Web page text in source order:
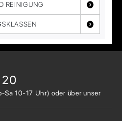
REINIGUNG
Sa 10-17 Uhr) oder überunser